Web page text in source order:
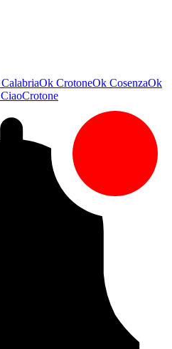
CalabriaOk CrotoneOk CosenzaOk
CiaoCrotone